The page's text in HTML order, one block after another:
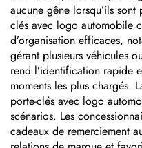
aucune gêne lorsqu’ils
clés avec logo automobile
d’organisation efficaces,
gérant plusieurs véhicules
rend l’identification rapide
moments les plus chargés.
porte-clés avec logo
scénarios. Les
cadeaux de remerciement